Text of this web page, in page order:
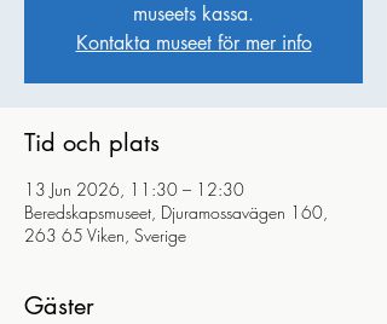
museets kassa.
Kontakta museet för mer info
Tid och plats
13 Jun 2026, 11:30 – 12:30
Beredskapsmuseet, Djuramossavägen 160,
263 65 Viken, Sverige
Gäster